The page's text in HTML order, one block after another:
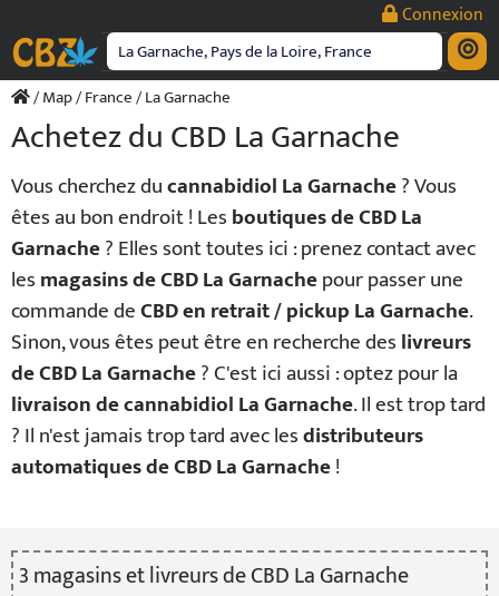
contenu
Connexion
/Map/France/ La Garnache
Achetez du CBD La Garnache
Vous cherchez ducannabidiol La Garnache? Vous
êtes au bon endroit ! Lesboutiques de CBD La
Garnache? Elles sont toutes ici : prenez contact avec
lesmagasins de CBD La Garnachepour passer une
commande deCBD en retrait / pickup La Garnache.
Sinon, vous êtes peut être en recherche deslivreurs
de CBD La Garnache? C'est ici aussi : optez pour la
livraison de cannabidiol La Garnache. Il est trop tard
? Il n'est jamais trop tard avec lesdistributeurs
automatiques de CBD La Garnache!
3magasinset livreursde CBD La Garnache